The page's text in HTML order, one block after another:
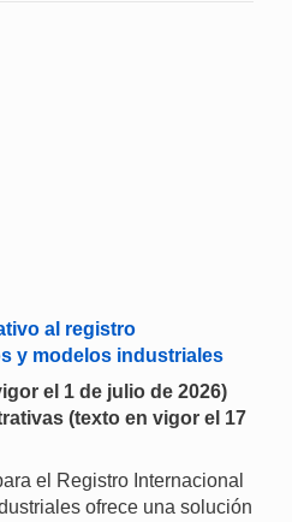
al registro
y modelos industriales
el 1 de julio de 2026)
(texto en vigor el 17
el Registro Internacional
ofrece una solución